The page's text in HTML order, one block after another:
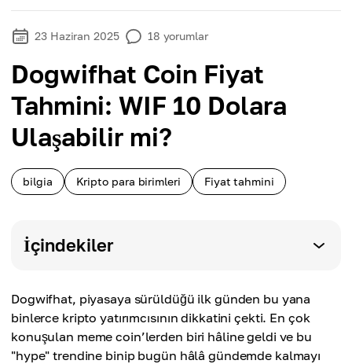
23 Haziran 2025 18 yorumlar
Dogwifhat Coin Fiyat
Tahmini: WIF 10 Dolara
Ulaşabilir mi?
bilgia Kripto para birimleri Fiyat tahmini
İçindekiler
Dogwifhat, piyasaya sürüldüğü ilk günden bu yana
binlerce kripto yatırımcısının dikkatini çekti. En çok
konuşulan meme coin’lerden biri hâline geldi ve bu
"hype" trendine binip bugün hâlâ gündemde kalmayı